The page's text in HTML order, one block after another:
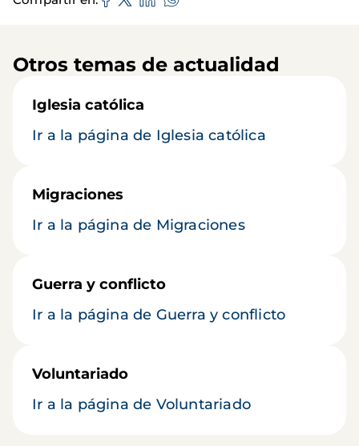
Otros temas de actualidad
Iglesia católica
Ir a la página de Iglesia católica
Migraciones
Ir a la página de Migraciones
Guerra y conflicto
Ir a la página de Guerra y conflicto
Voluntariado
Ir a la página de Voluntariado